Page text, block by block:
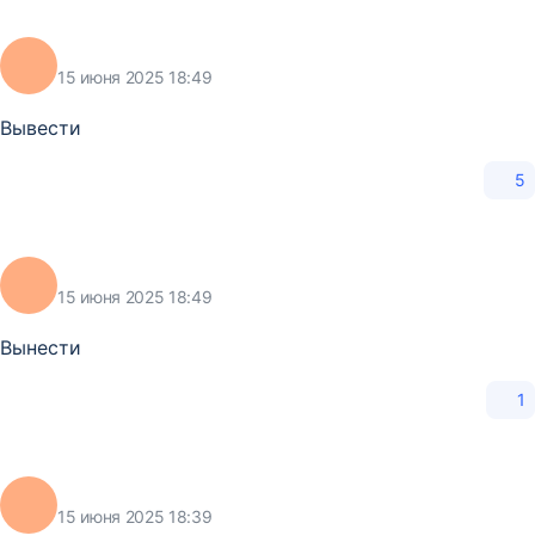
15 июня 2025 18:49
Вывести
5
15 июня 2025 18:49
Вынести
1
15 июня 2025 18:39